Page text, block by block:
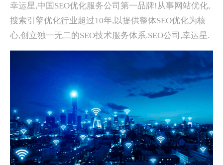
幸运星,中国SEO优化服务公司第一品牌!从事网站优化,
搜索引擎优化行业超过10年,以提供整体SEO优化为核
心,创立独一无二的SEO技术服务体系.SEO公司,幸运星.